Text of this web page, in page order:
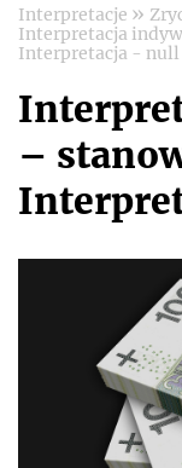
Interpretacje »
Interpretacja
Interpretacja - null
–